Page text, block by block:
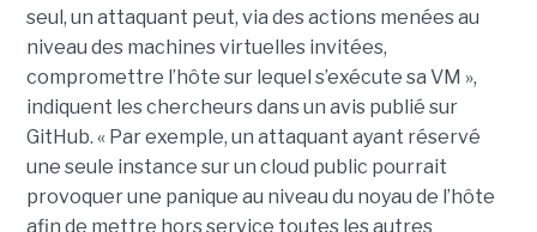
seul, un attaquant peut, via des actions menées au
niveau des machines virtuelles invitées,
compromettre l’hôte sur lequel s’exécute sa VM »,
indiquent les chercheurs dans un avis publié sur
GitHub. « Par exemple, un attaquant ayant réservé
une seule instance sur un cloud public pourrait
provoquer une panique au niveau du noyau de l’hôte
afin de mettre hors service toutes les autres